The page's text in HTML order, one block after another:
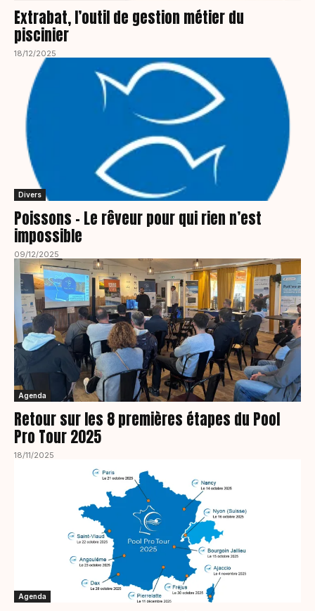
Extrabat, l’outil de gestion métier du
piscinier
18/12/2025
Divers
Poissons – Le rêveur pour qui rien n’est
impossible
09/12/2025
Agenda
Retour sur les 8 premières étapes du Pool
Pro Tour 2025
18/11/2025
Agenda